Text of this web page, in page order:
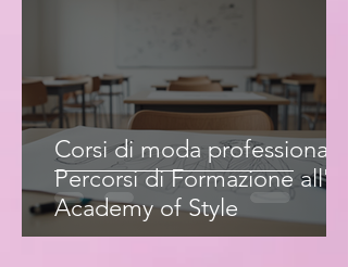
Corsi di moda professionale:
Percorsi di Formazione all'Iris
Academy of Style